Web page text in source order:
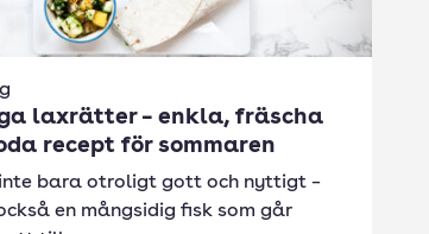
laxrätter – enkla, fräscha
recept för sommaren
bara otroligt gott och nyttigt –
en mångsidig fisk som går